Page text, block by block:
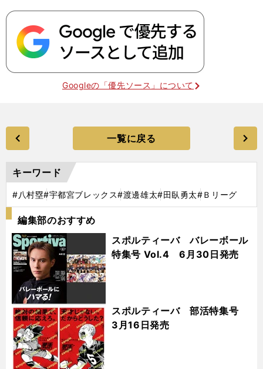
Googleの「優先ソース」について
一覧に戻る
キーワード
#八村塁#宇都宮ブレックス#渡邊雄太#田臥勇太#Ｂリーグ
編集部のおすすめ
スポルティーバ バレーボール
特集号 Vol.4 6月30日発売
スポルティーバ 部活特集号
3月16日発売